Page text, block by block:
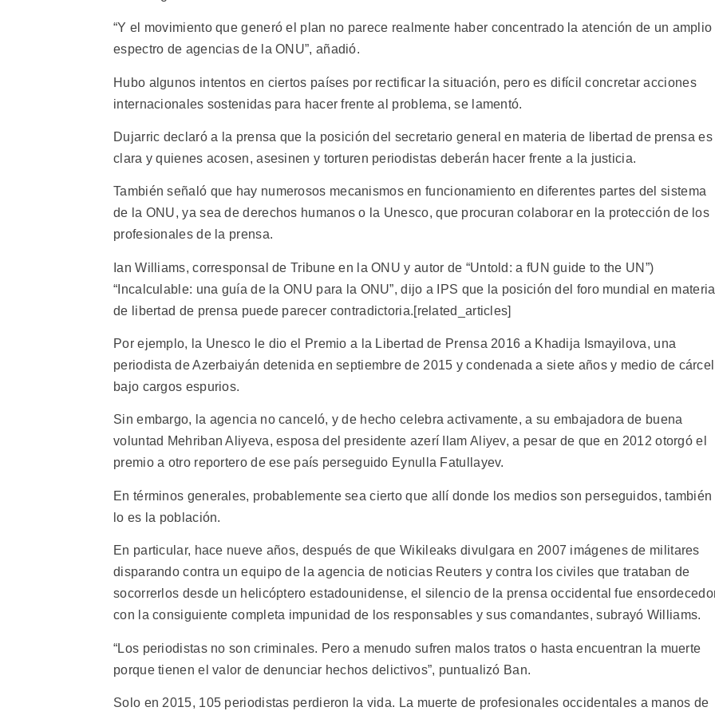
“Y el movimiento que generó el plan no parece realmente haber concentrado la atención de un amplio
espectro de agencias de la ONU”, añadió.
Hubo algunos intentos en ciertos países por rectificar la situación, pero es difícil concretar acciones
internacionales sostenidas para hacer frente al problema, se lamentó.
Dujarric declaró a la prensa que la posición del secretario general en materia de libertad de prensa es
clara y quienes acosen, asesinen y torturen periodistas deberán hacer frente a la justicia.
También señaló que hay numerosos mecanismos en funcionamiento en diferentes partes del sistema
de la ONU, ya sea de derechos humanos o la Unesco, que procuran colaborar en la protección de los
profesionales de la prensa.
Ian Williams, corresponsal de Tribune en la ONU y autor de “Untold: a fUN guide to the UN”)
“Incalculable: una guía de la ONU para la ONU”, dijo a IPS que la posición del foro mundial en materia
de libertad de prensa puede parecer contradictoria.[related_articles]
Por ejemplo, la Unesco le dio el Premio a la Libertad de Prensa 2016 a Khadija Ismayilova, una
periodista de Azerbaiyán detenida en septiembre de 2015 y condenada a siete años y medio de cárcel
bajo cargos espurios.
Sin embargo, la agencia no canceló, y de hecho celebra activamente, a su embajadora de buena
voluntad Mehriban Aliyeva, esposa del presidente azerí Ilam Aliyev, a pesar de que en 2012 otorgó el
premio a otro reportero de ese país perseguido Eynulla Fatullayev.
En términos generales, probablemente sea cierto que allí donde los medios son perseguidos, también
lo es la población.
En particular, hace nueve años, después de que Wikileaks divulgara en 2007 imágenes de militares
disparando contra un equipo de la agencia de noticias Reuters y contra los civiles que trataban de
socorrerlos desde un helicóptero estadounidense, el silencio de la prensa occidental fue
con la consiguiente completa impunidad de los responsables y sus comandantes, subrayó Williams.
“Los periodistas no son criminales. Pero a menudo sufren malos tratos o hasta encuentran la muerte
porque tienen el valor de denunciar hechos delictivos”, puntualizó Ban.
Solo en 2015, 105 periodistas perdieron la vida. La muerte de profesionales occidentales a manos de